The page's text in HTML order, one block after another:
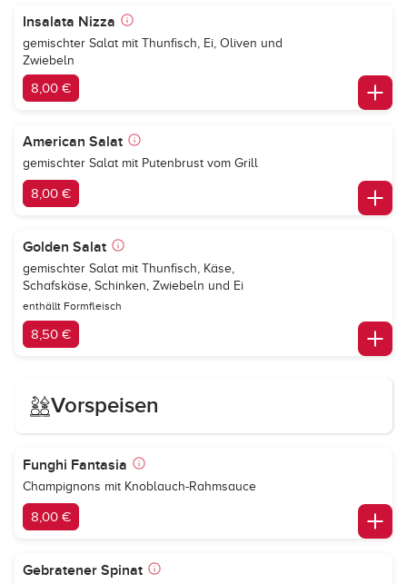
Insalata Nizza
gemischter Salat mit Thunfisch, Ei, Oliven und
Zwiebeln
8,00 €
American Salat
gemischter Salat mit Putenbrust vom Grill
8,00 €
Golden Salat
gemischter Salat mit Thunfisch, Käse,
Schafskäse, Schinken, Zwiebeln und Ei
enthällt Formfleisch
8,50 €
Vorspeisen
Funghi Fantasia
Champignons mit Knoblauch-Rahmsauce
8,00 €
Gebratener Spinat